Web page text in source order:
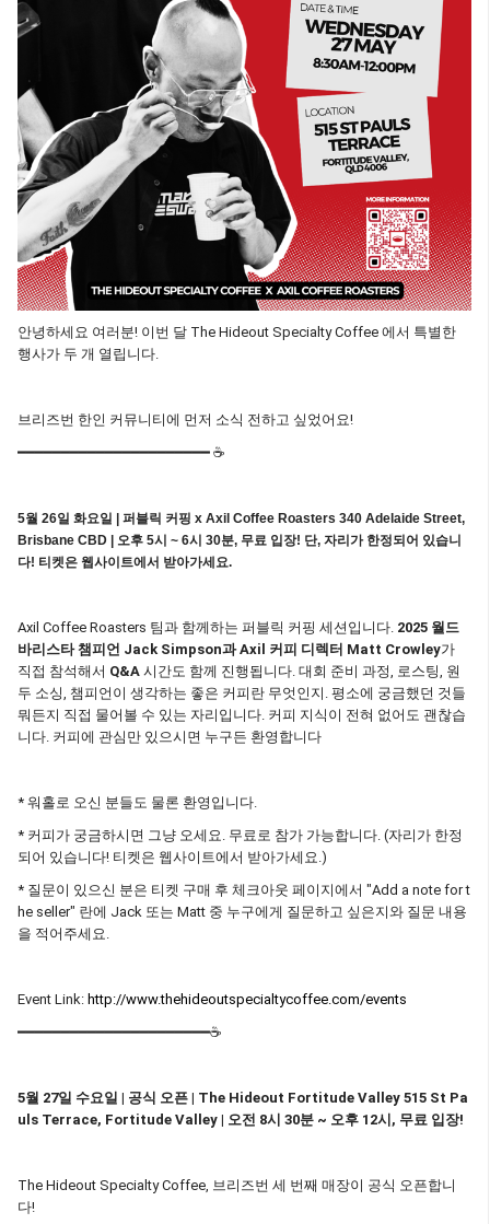
안녕하세요 여러분! 이번 달 The Hideout Specialty Coffee 에서 특별한
행사가 두 개 열립니다.
브리즈번 한인 커뮤니티에 먼저 소식 전하고 싶었어요!
━━━━━━━━━━━━━━━━━━━━━━ ☕
5월 26일 화요일 | 퍼블릭 커핑 x Axil Coffee Roasters 340 Adelaide Street,
Brisbane CBD | 오후 5시 ~ 6시 30분, 무료 입장! 단, 자리가 한정되어 있습니
다! 티켓은 웹사이트에서 받아가세요.
Axil Coffee Roasters 팀과 함께하는 퍼블릭 커핑 세션입니다. 2025 월드
바리스타 챔피언 Jack Simpson과 Axil 커피 디렉터 Matt Crowley가
직접 참석해서 Q&A 시간도 함께 진행됩니다. 대회 준비 과정, 로스팅, 원
두 소싱, 챔피언이 생각하는 좋은 커피란 무엇인지. 평소에 궁금했던 것들
뭐든지 직접 물어볼 수 있는 자리입니다. 커피 지식이 전혀 없어도 괜찮습
니다. 커피에 관심만 있으시면 누구든 환영합니다
* 워홀로 오신 분들도 물론 환영입니다.
* 커피가 궁금하시면 그냥 오세요. 무료로 참가 가능합니다. (자리가 한정
되어 있습니다! 티켓은 웹사이트에서 받아가세요.)
* 질문이 있으신 분은 티켓 구매 후 체크아웃 페이지에서 "Add a note for t
he seller" 란에 Jack 또는 Matt 중 누구에게 질문하고 싶은지와 질문 내용
을 적어주세요.
Event Link: http://www.thehideoutspecialtycoffee.com/events
━━━━━━━━━━━━━━━━━━━━━━☕
5월 27일 수요일 | 공식 오픈 | The Hideout Fortitude Valley 515 St Pa
uls Terrace, Fortitude Valley | 오전 8시 30분 ~ 오후 12시, 무료 입장!
The Hideout Specialty Coffee, 브리즈번 세 번째 매장이 공식 오픈합니
다!